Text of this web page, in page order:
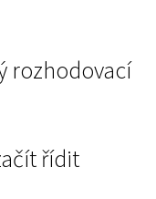
rozhodovací
řídit